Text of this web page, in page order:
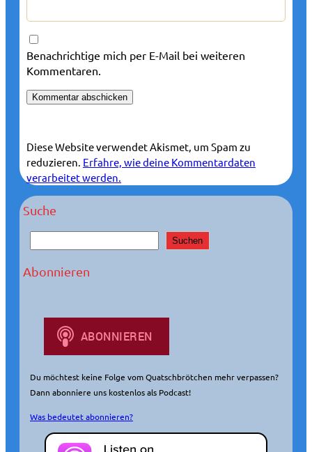
Benachrichtige mich per E-Mail bei weiteren
Kommentaren.
Diese Website verwendet Akismet, um Spam zu
reduzieren. Erfahre, wie deine Kommentardaten
verarbeitet werden.
Suche
u
c
Suchen
Abonnieren
Du möchtest keine Folge vom Quatschbrötchen mehr verpassen?
Dann abonniere uns kostenlos als Podcast!
Was bedeutet abonnieren?